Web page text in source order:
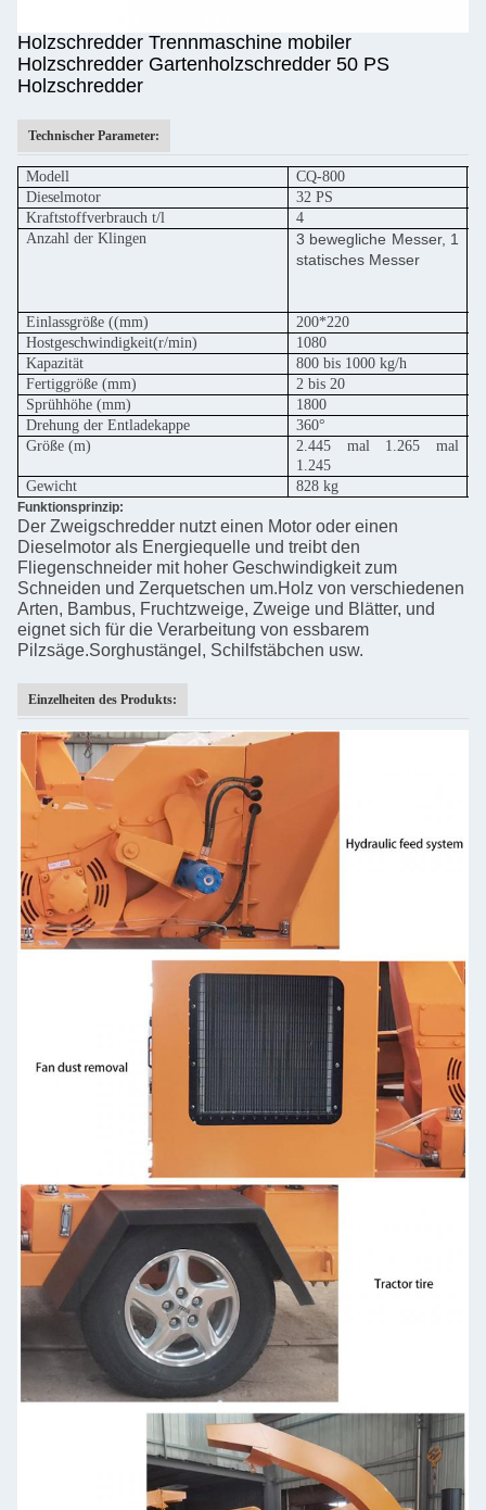
Holzschredder Trennmaschine mobiler
Holzschredder Gartenholzschredder 50 PS
Holzschredder
Technischer Parameter:
Modell CQ-800
Dieselmotor
32 PS
Kraftstoffverbrauch t/l
4
Anzahl der Klingen
3 bewegliche Messer, 1
statisches Messer
Einlassgröße ((mm) 200*220
Hostgeschwindigkeit(r/min) 1080
Kapazität
800 bis 1000 kg/h
Fertiggröße (mm)
2 bis 20
Sprühhöhe (mm)
1800
Drehung der Entladekappe
360°
Größe (m)
2.445 mal 1.265 mal
1.245
Gewicht 828 kg
Funktionsprinzip:
Der Zweigschredder nutzt einen Motor oder einen
Dieselmotor als Energiequelle und treibt den
Fliegenschneider mit hoher Geschwindigkeit zum
Schneiden und Zerquetschen um.Holz von verschiedenen
Arten, Bambus, Fruchtzweige, Zweige und Blätter, und
eignet sich für die Verarbeitung von essbarem
Pilzsäge.Sorghustängel, Schilfstäbchen usw.
Einzelheiten des Produkts: